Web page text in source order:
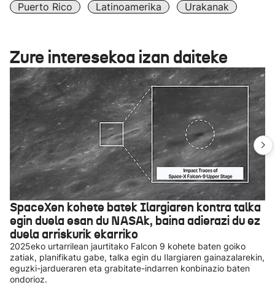
Puerto Rico
Latinoamerika Urakanak
Zure interesekoa izan daiteke
SpaceXen kohete batek Ilargiaren kontra talka
egin duela esan du NASAk, baina adierazi du ez
duela arriskurik ekarriko
2025eko urtarrilean jaurtitako Falcon 9 kohete baten goiko
zatiak, planifikatu gabe, talka egin du Ilargiaren gainazalarekin,
eguzki-jardueraren eta grabitate-indarren konbinazio baten
ondorioz.